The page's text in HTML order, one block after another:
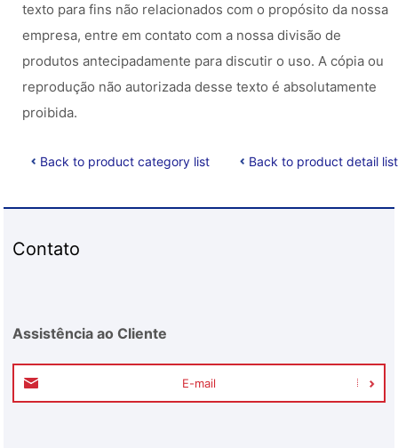
texto para fins não relacionados com o propósito da nossa
empresa, entre em contato com a nossa divisão de
produtos antecipadamente para discutir o uso. A cópia ou
reprodução não autorizada desse texto é absolutamente
proibida.
Back to product category list Back to product detail list
Contato
Assistência ao Cliente
E-mail